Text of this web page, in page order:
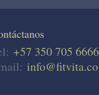
+57 350 705 6666
info@fitvita.co